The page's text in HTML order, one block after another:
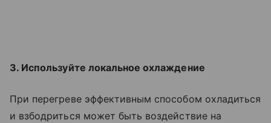
3. Используйте локальное охлаждение
При перегреве эффективным способом охладиться
и взбодриться может быть воздействие на